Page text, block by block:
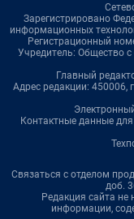
Зарегистрировано
информационных
Регистрационный
Учредитель: Общество
Главный
Адрес редакции: 450006,
Контактные данные
Связаться с отделом
доб.
Редакция сайта не
информации,